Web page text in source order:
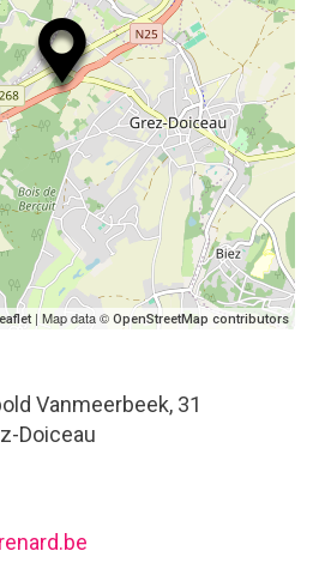
| Map data © OpenStreetMap contributors
Vanmeerbeek, 31
Doiceau